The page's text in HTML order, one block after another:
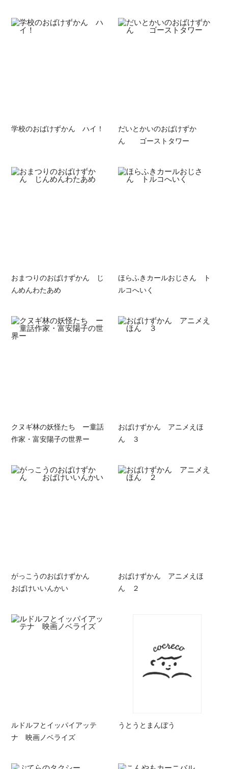
学校のおばけずかん ハイ！
だいとかいのおばけずか
ん ゴーストタワー
おまつりのおばけずかん じ
んめんわたあめ
ほらふきカールおじさん ト
ルコへいく
クヌギ林の妖怪たち ー童話
作家・富安陽子の世界ー
おばけずかん アニメえほ
ん ３
がっこうのおばけずかん
おばけいいんかい
おばけずかん アニメえほ
ん ２
ルドルフとイッパイアッテ
ナ 映画ノベライズ
うとうとまんぼう